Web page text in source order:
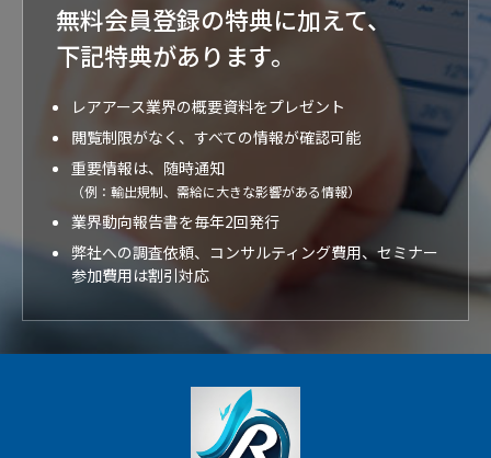
無料会員登録の特典に加えて、
下記特典があります。
レアアース業界の概要資料をプレゼント
閲覧制限がなく、すべての情報が確認可能
重要情報は、随時通知
（例：輸出規制、需給に大きな影響がある情報）
業界動向報告書を毎年2回発行
弊社への調査依頼、コンサルティング費用、セミナー
参加費用は割引対応